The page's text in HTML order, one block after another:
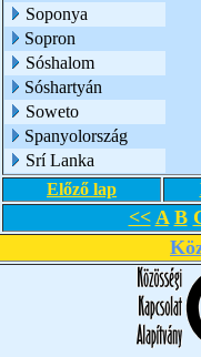
Soponya
Sopron
Sóshalom
Sóshartyán
Soweto
Spanyolország
Srí Lanka
Előző lap
<< A B